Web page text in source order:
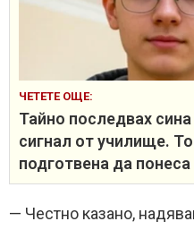
ЧЕТЕТЕ ОЩЕ:
Тайно последвах
сигнал от училище.
подготвена да понеса
— Честно казано,